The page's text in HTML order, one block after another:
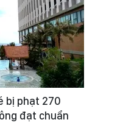
bị phạt 270
đạt chuẩn